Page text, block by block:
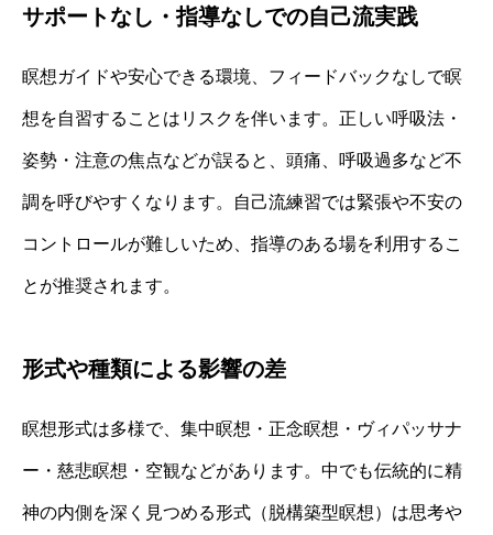
サポートなし・指導なしでの自己流実践
瞑想ガイドや安心できる環境、フィードバックなしで瞑
想を自習することはリスクを伴います。正しい呼吸法・
姿勢・注意の焦点などが誤ると、頭痛、呼吸過多など不
調を呼びやすくなります。自己流練習では緊張や不安の
コントロールが難しいため、指導のある場を利用するこ
とが推奨されます。
形式や種類による影響の差
瞑想形式は多様で、集中瞑想・正念瞑想・ヴィパッサナ
ー・慈悲瞑想・空観などがあります。中でも伝統的に精
神の内側を深く見つめる形式（脱構築型瞑想）は思考や